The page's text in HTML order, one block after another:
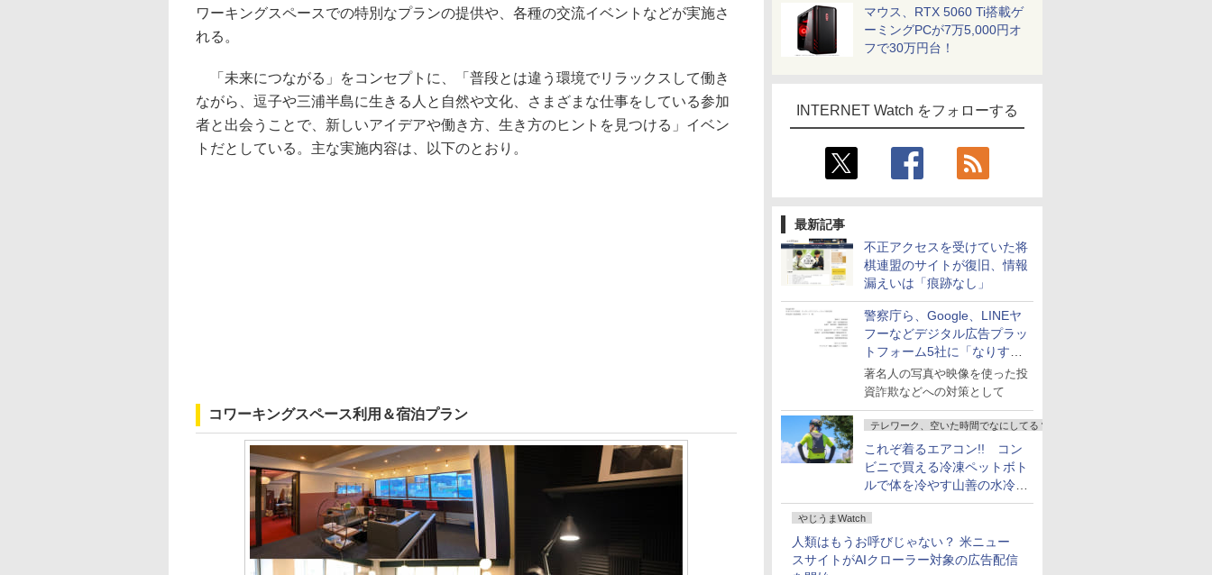
マウス、RTX 5060 Ti搭載ゲ
ーミングPCが7万5,000円オ
フで30万円台！
INTERNET Watch をフォローする
最新記事
不正アクセスを受けていた将
棋連盟のサイトが復旧、情報
漏えいは「痕跡なし」
警察庁ら、Google、LINEヤ
フーなどデジタル広告プラッ
トフォーム5社に「なりすま
し詐欺広告」対策強化を要請
著名人の写真や映像を使った投
資詐欺などへの対策として
テレワーク、空いた時間でなにしてる？
これぞ着るエアコン!! コン
ビニで買える冷凍ペットボト
ルで体を冷やす山善の水冷ベ
ストがロードバイクにちょう
どいい【ぼっち・ざ・ろー
ど！その14】
やじうまWatch
人類はもうお呼びじゃない？ 米ニュー
スサイトがAIクローラー対象の広告配信
ワーキングスペースでの特別なプランの提供や、各種の交流イベントなどが実施さ
れる。
「未来につながる」をコンセプトに、「普段とは違う環境でリラックスして働き
ながら、逗子や三浦半島に生きる人と自然や文化、さまざまな仕事をしている参加
者と出会うことで、新しいアイデアや働き方、生き方のヒントを見つける」イベン
トだとしている。主な実施内容は、以下のとおり。
コワーキングスペース利用＆宿泊プラン